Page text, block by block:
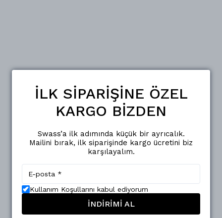
İLK SİPARİŞİNE ÖZEL
KARGO BİZDEN
Swass’a ilk adımında küçük bir ayrıcalık.
Mailini bırak, ilk siparişinde kargo ücretini biz
karşılayalım.
Kullanım Koşullarını kabul ediyorum
İNDİRİMİ AL